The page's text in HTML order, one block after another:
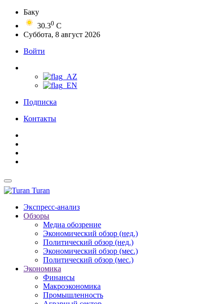
Баку
30.30 C
Суббота, 8 август 2026
Войти
Подписка
Контакты
Turan
Экспресс-анализ
Обзоры
Медиа обозрение
Экономический обзор (нед.)
Политический обзор (нед.)
Экономический обзор (мес.)
Политический обзор (мес.)
Экономика
Финансы
Макроэкономика
Промышленность